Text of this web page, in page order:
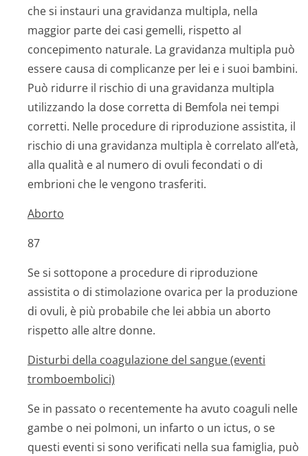
che si instauri una gravidanza multipla, nella
maggior parte dei casi gemelli, rispetto al
concepimento naturale. La gravidanza multipla può
essere causa di complicanze per lei e i suoi bambini.
Può ridurre il rischio di una gravidanza multipla
utilizzando la dose corretta di Bemfola nei tempi
corretti. Nelle procedure di riproduzione assistita, il
rischio di una gravidanza multipla è correlato all’età,
alla qualità e al numero di ovuli fecondati o di
embrioni che le vengono trasferiti.
Aborto
87
Se si sottopone a procedure di riproduzione
assistita o di stimolazione ovarica per la produzione
di ovuli, è più probabile che lei abbia un aborto
rispetto alle altre donne.
Disturbi della coagulazione del sangue (eventi
tromboembolici)
Se in passato o recentemente ha avuto coaguli nelle
gambe o nei polmoni, un infarto o un ictus, o se
questi eventi si sono verificati nella sua famiglia, può